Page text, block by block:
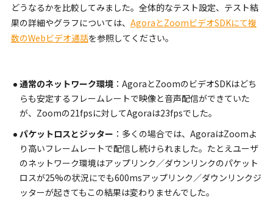
どうなるかを比較してみました。全体的なテスト設定、テスト結
果の詳細やグラフについては、 AgoraとZoomビデオSDKにて複
数のWebビデオ通話を参照してください。
通常のネットワーク環境：AgoraとZoomのビデオSDKはどち
らも安定するフレームレートで映像と音声配信ができていた
が、Zoomの21fpsに対してAgoraは23fpsでした。
パケットロスとジッター ：多くの場合では、AgoraはZoomよ
り高いフレームレートで配信し続けられました。たとえユーザ
のネットワーク環境はアップリンク／ダウンリンクのパケット
ロスが25%の状況にでも600msアップリンク／ダウンリンクジ
ッターが起きてもこの結果は変わりませんでした。